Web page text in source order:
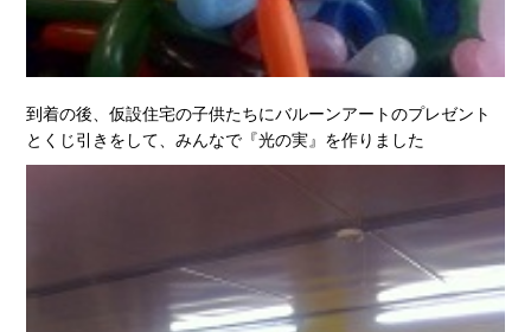
到着の後、仮設住宅の子供たちにバルーンアートのプレゼント
とくじ引きをして、みんなで『光の実』を作りました